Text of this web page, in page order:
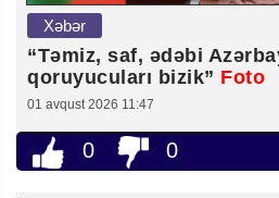
Xəbər
“Təmiz, saf, ədəbi
qoruyucuları bizik” Foto
01 avqust 2026 11:47
0 0